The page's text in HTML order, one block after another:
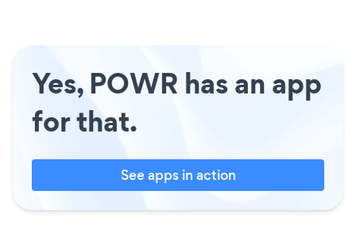
Yes, POWR has an app
for that.
See apps in action